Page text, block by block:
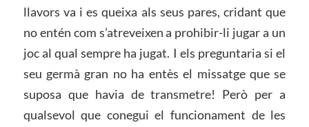
llavors va i es queixa als seus pares, cridant que
no entén com s’atreveixen a prohibir-li jugar a un
joc al qual sempre ha jugat. I els preguntaria si el
seu germà gran no ha entès el missatge que se
suposa que havia de transmetre! Però per a
qualsevol que conegui el funcionament de les